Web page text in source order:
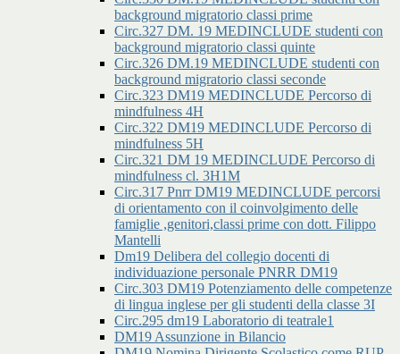
background migratorio classi prime
Circ.327 DM. 19 MEDINCLUDE studenti con
background migratorio classi quinte
Circ.326 DM.19 MEDINCLUDE studenti con
background migratorio classi seconde
Circ.323 DM19 MEDINCLUDE Percorso di
mindfulness 4H
Circ.322 DM19 MEDINCLUDE Percorso di
mindfulness 5H
Circ.321 DM 19 MEDINCLUDE Percorso di
mindfulness cl. 3H1M
Circ.317 Pnrr DM19 MEDINCLUDE percorsi
di orientamento con il coinvolgimento delle
famiglie ,genitori,classi prime con dott. Filippo
Mantelli
Dm19 Delibera del collegio docenti di
individuazione personale PNRR DM19
Circ.303 DM19 Potenziamento delle competenze
di lingua inglese per gli studenti della classe 3I
Circ.295 dm19 Laboratorio di teatrale1
DM19 Assunzione in Bilancio